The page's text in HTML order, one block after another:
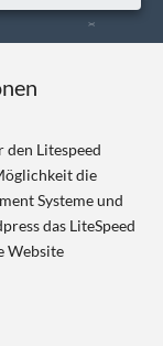
Litespeed
die
Systeme und
das LiteSpeed
Website